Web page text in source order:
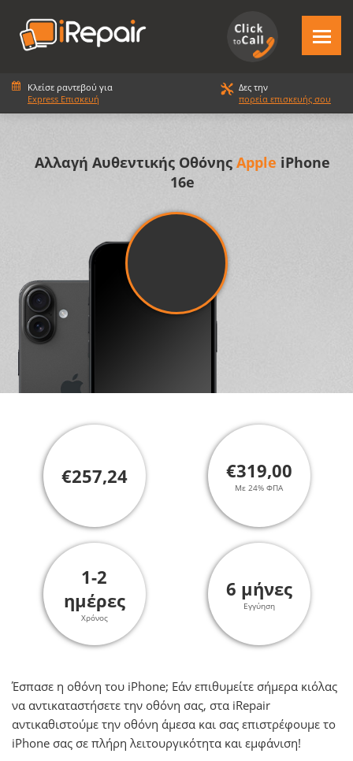
Κλείσε ραντεβού για
Express Επισκευή
Δες την
πορεία επισκευής σου
Αλλαγή Αυθεντικής Οθόνης Apple iPhone
16e
€257,24 €319,00
Με 24% ΦΠΑ
1-2
ημέρες
Χρόνος
6 μήνες
Εγγύηση
Έσπασε η οθόνη του iPhone; Εάν επιθυμείτε σήμερα κιόλας
να αντικαταστήσετε την οθόνη σας, στα iRepair
αντικαθιστούμε την οθόνη άμεσα και σας επιστρέφουμε το
iPhone σας σε πλήρη λειτουργικότητα και εμφάνιση!